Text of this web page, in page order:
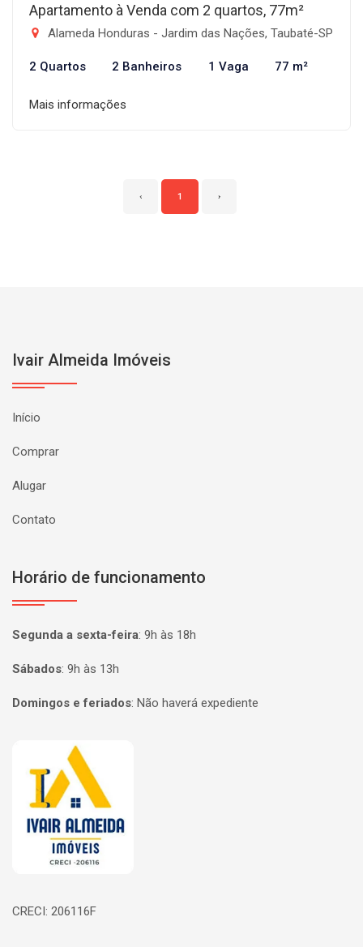
Apartamento à Venda com 2 quartos, 77m²
Alameda Honduras - Jardim das Nações, Taubaté-SP
2 Quartos 2 Banheiros 1 Vaga 77 m²
Mais informações
‹ 1 ›
Ivair Almeida Imóveis
Início
Comprar
Alugar
Contato
Horário de funcionamento
Segunda a sexta-feira: 9h às 18h
Sábados: 9h às 13h
Domingos e feriados: Não haverá expediente
Página inicial
CRECI: 206116F